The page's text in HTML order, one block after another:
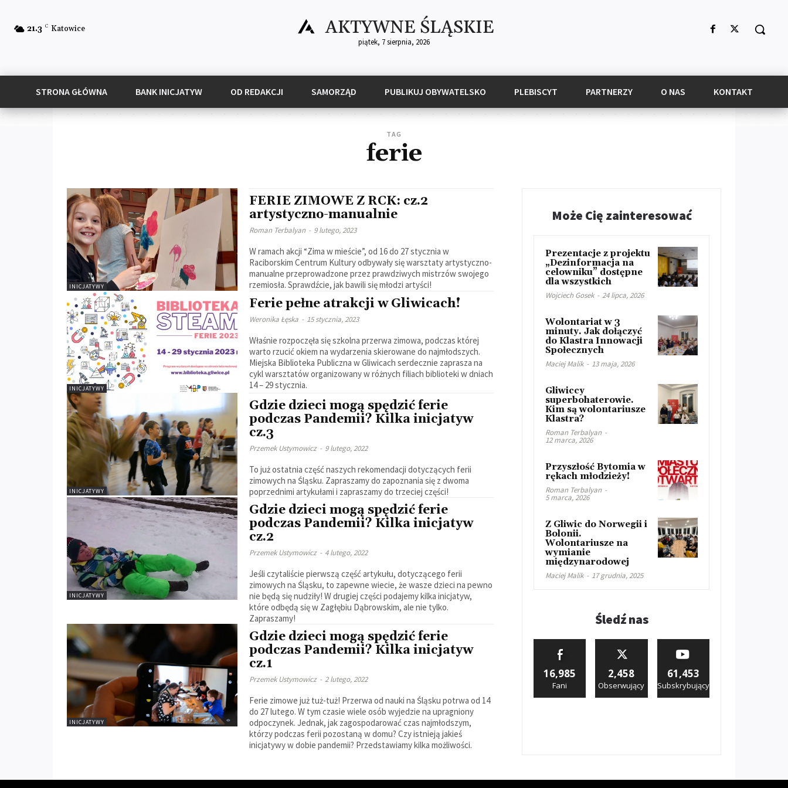
21.3 C Katowice AKTYWNE ŚLĄSKIE
piątek, 7 sierpnia, 2026
STRONA GŁÓWNA BANK INICJATYW OD REDAKCJI SAMORZĄD PUBLIKUJ OBYWATELSKO PLEBISCYT PARTNERZY O NAS KONTAKT
TAG
ferie
INICJATYWY
FERIE ZIMOWE Z RCK: cz.2
artystyczno-manualnie
Roman Terbalyan - 9 lutego, 2023
W ramach akcji “Zima w mieście”, od 16 do 27 stycznia w
Raciborskim Centrum Kultury odbywały się warsztaty artystyczno-
manualne przeprowadzone przez prawdziwych mistrzów swojego
rzemiosła. Sprawdźcie, jak bawili się młodzi artyści!
INICJATYWY
Ferie pełne atrakcji w Gliwicach!
Weronika Łęska - 15 stycznia, 2023
Właśnie rozpoczęła się szkolna przerwa zimowa, podczas której
warto rzucić okiem na wydarzenia skierowane do najmłodszych.
Miejska Biblioteka Publiczna w Gliwicach serdecznie zaprasza na
cykl warsztatów organizowany w różnych filiach biblioteki w dniach
14 – 29 stycznia.
INICJATYWY
Gdzie dzieci mogą spędzić ferie
podczas Pandemii? Kilka inicjatyw
cz.3
Przemek Ustymowicz - 9 lutego, 2022
To już ostatnia część naszych rekomendacji dotyczących ferii
zimowych na Śląsku. Zapraszamy do zapoznania się z dwoma
poprzednimi artykułami i zapraszamy do trzeciej części!
INICJATYWY
Gdzie dzieci mogą spędzić ferie
podczas Pandemii? Kilka inicjatyw
cz.2
Przemek Ustymowicz - 4 lutego, 2022
Jeśli czytaliście pierwszą część artykułu, dotyczącego ferii
zimowych na Śląsku, to zapewne wiecie, że wasze dzieci na pewno
nie będą się nudziły! W drugiej części podajemy kilka inicjatyw,
które odbędą się w Zagłębiu Dąbrowskim, ale nie tylko.
Zapraszamy!
INICJATYWY
Gdzie dzieci mogą spędzić ferie
podczas Pandemii? Kilka inicjatyw
cz.1
Przemek Ustymowicz - 2 lutego, 2022
Ferie zimowe już tuż-tuż! Przerwa od nauki na Śląsku potrwa od 14
do 27 lutego. W tym czasie wiele osób wyjedzie na upragniony
odpoczynek. Jednak, jak zagospodarować czas najmłodszym,
którzy podczas ferii pozostaną w domu? Czy istnieją jakieś
inicjatywy w dobie pandemii? Przedstawiamy kilka możliwości.
Może Cię zainteresować
Prezentacje z projektu
„Dezinformacja na
celowniku” dostępne
dla wszystkich
Wojciech Gosek - 24 lipca, 2026
Wolontariat w 3
minuty. Jak dołączyć
do Klastra Innowacji
Społecznych
Maciej Malik - 13 maja, 2026
Gliwiccy
superbohaterowie.
Kim są wolontariusze
Klastra?
Roman Terbalyan -
12 marca, 2026
Przyszłość Bytomia w
rękach młodzieży!
Roman Terbalyan -
5 marca, 2026
Z Gliwic do Norwegii i
Bolonii.
Wolontariusze na
wymianie
międzynarodowej
Maciej Malik - 17 grudnia, 2025
Śledź nas
16,985
Fani
2,458
Obserwujący
61,453
Subskrybujący